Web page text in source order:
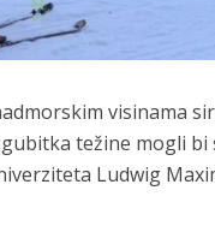
visinama
težine mogli
Ludwig